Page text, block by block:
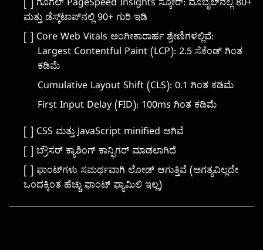
[ ] ಗೂಗಲ್ PageSpeed Insights ಸ್ಕೋರ್: ಮೊಬೈಲ್‌ನಲ್ಲಿ 80+
ಮತ್ತು ಡೆಸ್ಕ್‌ಟಾಪ್‌ನಲ್ಲಿ 90+ ಗುರಿ ಇಡಿ
[ ] Core Web Vitals ಅಂಗೀಕಾರಾರ್ಹ ಶ್ರೇಣಿಗಳಲ್ಲಿವೆ:
Largest Contentful Paint (LCP): 2.5 ಸೆಕೆಂಡ್ ಗಿಂತ
ಕಡಿಮೆ
Cumulative Layout Shift (CLS): 0.1 ಗಿಂತ ಕಡಿಮೆ
First Input Delay (FID): 100ms ಗಿಂತ ಕಡಿಮೆ
[ ] CSS ಮತ್ತು JavaScript minified ಆಗಿವೆ
[ ] ಬ್ರೌಸರ್ ಕ್ಯಾಶಿಂಗ್ ಕಾನ್ಫಿಗರ್ ಮಾಡಲಾಗಿದೆ
[ ] ಫಾಂಟ್‌ಗಳು ಸಮರ್ಥವಾಗಿ ಲೋಡ್ ಆಗುತ್ತಿವೆ (ಅಗತ್ಯವಿಲ್ಲದೇ
ಒಂದಕ್ಕಿಂತ ಹೆಚ್ಚು ಫಾಂಟ್ ಫ್ಯಾಮಿಲಿ ಇಲ್ಲ)